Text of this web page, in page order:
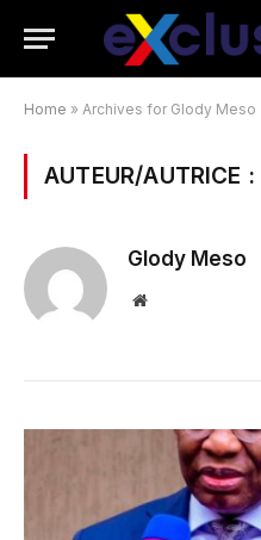
Home » Archives for Glody Meso
AUTEUR/AUTRICE :
Glody Meso
Website